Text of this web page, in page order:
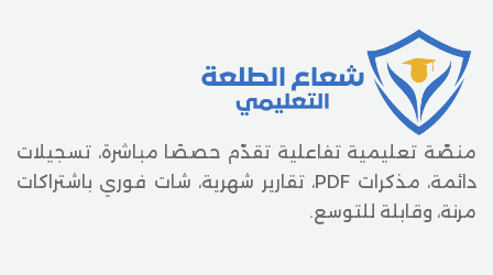
منصّة تعليمية تفاعلية تقدّم حصصًا مباشرة، تسجيلات
دائمة، مذكرات PDF، تقارير شهرية، شات فوري باشتراكات
مرنة، وقابلة للتوسع.